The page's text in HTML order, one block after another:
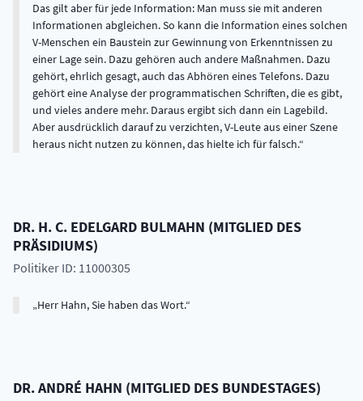
Das gilt aber für jede Information: Man muss sie mit anderen
Informationen abgleichen. So kann die Information eines solchen
V-Menschen ein Baustein zur Gewinnung von Erkenntnissen zu
einer Lage sein. Dazu gehören auch andere Maßnahmen. Dazu
gehört, ehrlich gesagt, auch das Abhören eines Telefons. Dazu
gehört eine Analyse der programmatischen Schriften, die es gibt,
und vieles andere mehr. Daraus ergibt sich dann ein Lagebild.
Aber ausdrücklich darauf zu verzichten, V-Leute aus einer Szene
heraus nicht nutzen zu können, das hielte ich für falsch.
DR. H. C. EDELGARD BULMAHN (MITGLIED DES
PRÄSIDIUMS)
Politiker ID: 11000305
Herr Hahn, Sie haben das Wort.
DR.ANDRÉ HAHN (MITGLIED DES BUNDESTAGES)